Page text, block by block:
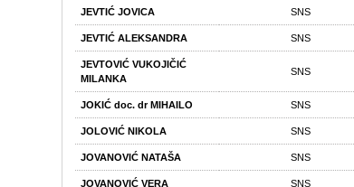
JEVTIĆ JOVICA SNS
JEVTIĆ ALEKSANDRA SNS
JEVTOVIĆ VUKOJIČIĆ
MILANKA
SNS
JOKIĆ doc. dr MIHAILO SNS
JOLOVIĆ NIKOLA SNS
JOVANOVIĆ NATAŠA SNS
JOVANOVIĆ VERA SNS